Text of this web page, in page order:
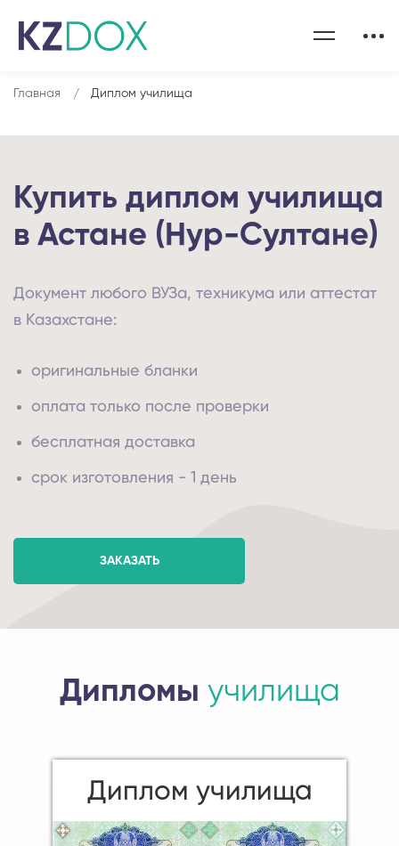
Главная Диплом училища
Купить диплом училища
в Астане (Нур-Султане)
Документ любого ВУЗа, техникума или аттестат
в Казахстане:
оригинальные бланки
оплата только после проверки
бесплатная доставка
срок изготовления - 1 день
ЗАКАЗАТЬ
Дипломы училища
Диплом училища